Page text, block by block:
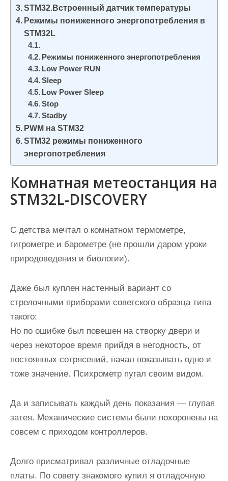
STM32.Встроенный датчик температуры
Режимы пониженного энергопотребления в
STM32L
Режимы пониженного энергопотребления
Low Power RUN
Sleep
Low Power Sleep
Stop
Stadby
PWM на STM32
STM32 режимы пониженного
энергопотребления
Комнатная метеостанция на
STM32L-DISCOVERY
С детства мечтал о комнатном термометре,
гигрометре и барометре (не прошли даром уроки
природоведения и биологии).
Даже был куплен настенный вариант со
стрелочными приборами советского образца типа
такого:
Но по ошибке был повешен на створку двери и
через некоторое время прийдя в негодность, от
постоянных сотрясений, начал показывать одно и
тоже значение. Психрометр пугал своим видом.
Да и записывать каждый день показания — глупая
затея. Механические системы были похоронены на
совсем с приходом контроллеров.
Долго присматривал различные отладочные
платы. По совету знакомого купил я отладочную